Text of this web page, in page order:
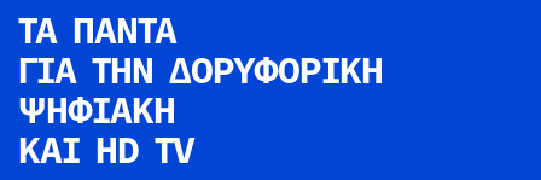
ΤΑ ΠΑΝΤΑ
ΓΙΑ ΤΗΝ ΔΟΡΥΦΟΡΙΚΗ
ΨΗΦΙΑΚΗ
ΚΑΙ HD TV